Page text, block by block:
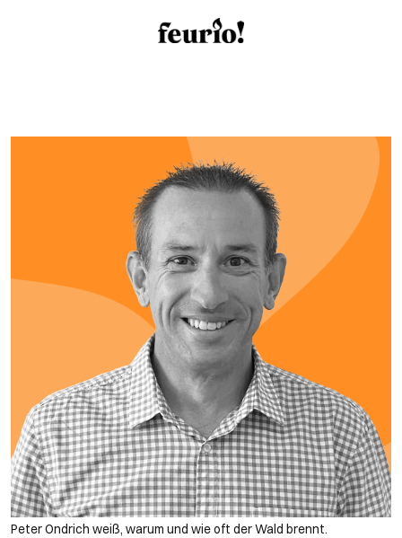
Peter Ondrich weiß, warum und wie oft der Wald brennt.